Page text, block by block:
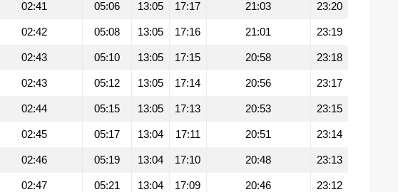
02:41 05:06 13:05 17:17 21:03 23:20
02:42 05:08 13:05 17:16 21:01 23:19
02:43 05:10 13:05 17:15 20:58 23:18
02:43 05:12 13:05 17:14 20:56 23:17
02:44 05:15 13:05 17:13 20:53 23:15
02:45 05:17 13:04 17:11 20:51 23:14
02:46 05:19 13:04 17:10 20:48 23:13
02:47 05:21 13:04 17:09 20:46 23:12